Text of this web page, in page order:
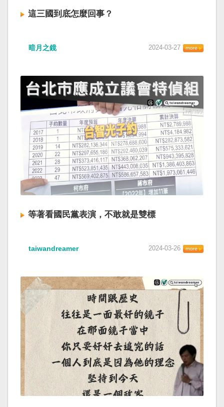
這三國到底怎麼回事？
暗月之鏡 2024-03-27
等著看國民黨表演，不敢就是雙標
taiwandreamer 2024-03-26